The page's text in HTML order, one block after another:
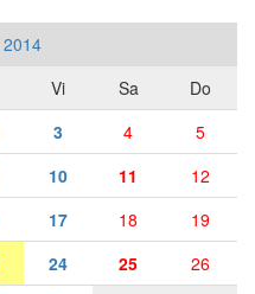
Vi Sa
Do
3 4
5
10 11
12
17 18
19
24 25
26